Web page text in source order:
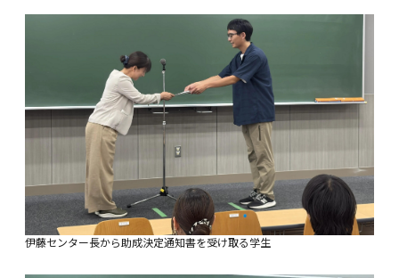
伊藤センター長から助成決定通知書を受け取る学生